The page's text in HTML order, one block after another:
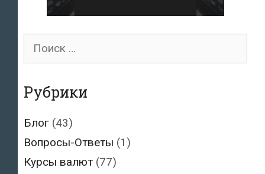
Поиск
Рубрики
Блог (43)
Вопросы-Ответы (1)
Курсы валют (77)